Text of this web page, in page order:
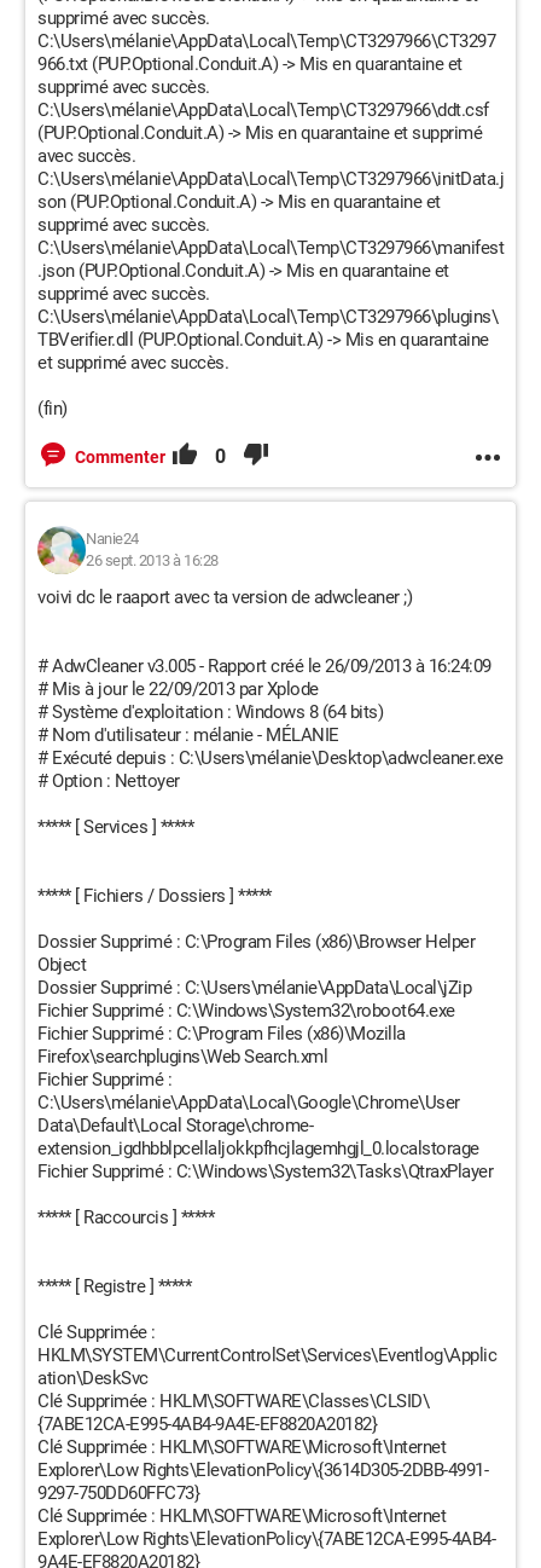
supprimé avec succès.
C:\Users\mélanie\AppData\Local\Temp\CT3297966\CT3297
966.txt (PUP.Optional.Conduit.A) -> Mis en quarantaine et
supprimé avec succès.
C:\Users\mélanie\AppData\Local\Temp\CT3297966\ddt.csf
(PUP.Optional.Conduit.A) -> Mis en quarantaine et supprimé
avec succès.
C:\Users\mélanie\AppData\Local\Temp\CT3297966\initData.j
son (PUP.Optional.Conduit.A) -> Mis en quarantaine et
supprimé avec succès.
C:\Users\mélanie\AppData\Local\Temp\CT3297966\manifest
.json (PUP.Optional.Conduit.A) -> Mis en quarantaine et
supprimé avec succès.
C:\Users\mélanie\AppData\Local\Temp\CT3297966\plugins\
TBVerifier.dll (PUP.Optional.Conduit.A) -> Mis en quarantaine
et supprimé avec succès.
(fin)
Commenter 0
Nanie24
26 sept. 2013 à 16:28
voivi dc le raaport avec ta version de adwcleaner ;)
# AdwCleaner v3.005 - Rapport créé le 26/09/2013 à 16:24:09
# Mis à jour le 22/09/2013 par Xplode
# Système d'exploitation : Windows 8 (64 bits)
# Nom d'utilisateur : mélanie - MÉLANIE
# Exécuté depuis : C:\Users\mélanie\Desktop\adwcleaner.exe
# Option : Nettoyer
***** [ Services ] *****
***** [ Fichiers / Dossiers ] *****
Dossier Supprimé : C:\Program Files (x86)\Browser Helper
Object
Dossier Supprimé : C:\Users\mélanie\AppData\Local\jZip
Fichier Supprimé : C:\Windows\System32\roboot64.exe
Fichier Supprimé : C:\Program Files (x86)\Mozilla
Firefox\searchplugins\Web Search.xml
Fichier Supprimé :
C:\Users\mélanie\AppData\Local\Google\Chrome\User
Data\Default\Local Storage\chrome-
extension_igdhbblpcellaljokkpfhcjlagemhgjl_0.localstorage
Fichier Supprimé : C:\Windows\System32\Tasks\QtraxPlayer
***** [ Raccourcis ] *****
***** [ Registre ] *****
Clé Supprimée :
HKLM\SYSTEM\CurrentControlSet\Services\Eventlog\Applic
ation\DeskSvc
Clé Supprimée : HKLM\SOFTWARE\Classes\CLSID\
{7ABE12CA-E995-4AB4-9A4E-EF8820A20182}
Clé Supprimée : HKLM\SOFTWARE\Microsoft\Internet
Explorer\Low Rights\ElevationPolicy\{3614D305-2DBB-4991-
9297-750DD60FFC73}
Clé Supprimée : HKLM\SOFTWARE\Microsoft\Internet
Explorer\Low Rights\ElevationPolicy\{7ABE12CA-E995-4AB4-
9A4E-EF8820A20182}